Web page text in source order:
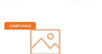
KAMPAANIA